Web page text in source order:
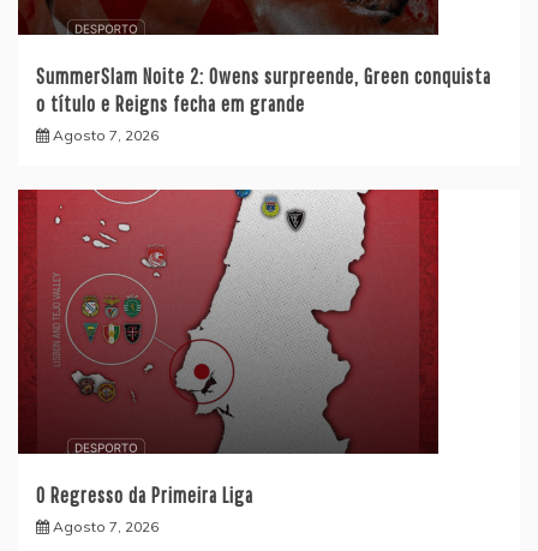
SummerSlam Noite 2: Owens surpreende, Green conquista
o título e Reigns fecha em grande
Agosto 7, 2026
O Regresso da Primeira Liga
Agosto 7, 2026